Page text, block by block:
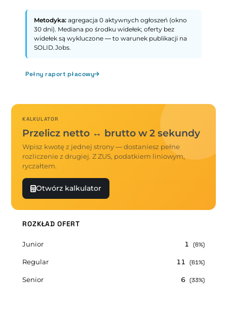
Metodyka: agregacja 0 aktywnych ogłoszeń (okno
30 dni). Mediana po środku widełek; oferty bez
widełek są wykluczone — to warunek publikacji na
SOLID.Jobs.
Pełny raport płacowy
KALKULATOR
Przelicz netto ↔ brutto w 2 sekundy
Wpisz kwotę z jednej strony — dostaniesz pełne
rozliczenie z drugiej. Z ZUS, podatkiem liniowym,
ryczałtem.
Otwórz kalkulator
ROZKŁAD OFERT
Junior 1 (6%)
Regular 11 (61%)
Senior 6 (33%)